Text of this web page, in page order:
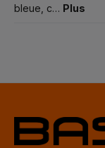
bleue, c… Plus